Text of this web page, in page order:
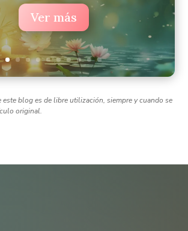
Ver más
blog es de libre utilización, siempre y cuando se
original.